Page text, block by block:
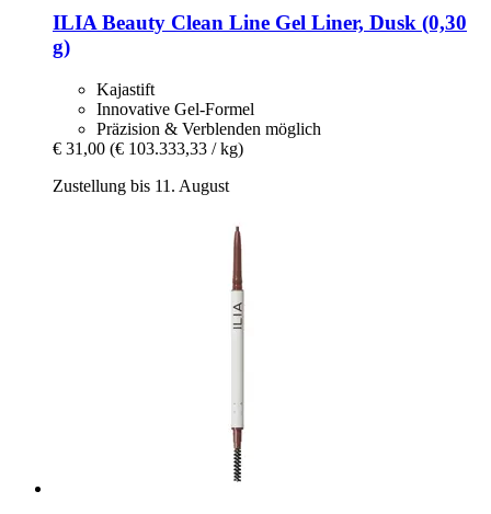
ILIA Beauty Clean Line Gel Liner, Dusk (0,30
g)
Kajastift
Innovative Gel-Formel
Präzision & Verblenden möglich
€ 31,00 (€ 103.333,33 / kg)
Zustellung bis 11. August